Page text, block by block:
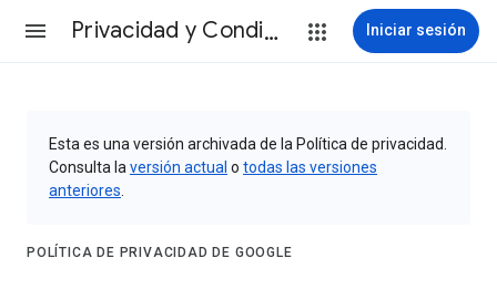
Privacidad y Condiciones Iniciar sesión
Esta es una versión archivada de la Política de privacidad.
Consulta la versión actual o todas las versiones
anteriores
POLÍTICA DE PRIVACIDAD DE GOOGLE